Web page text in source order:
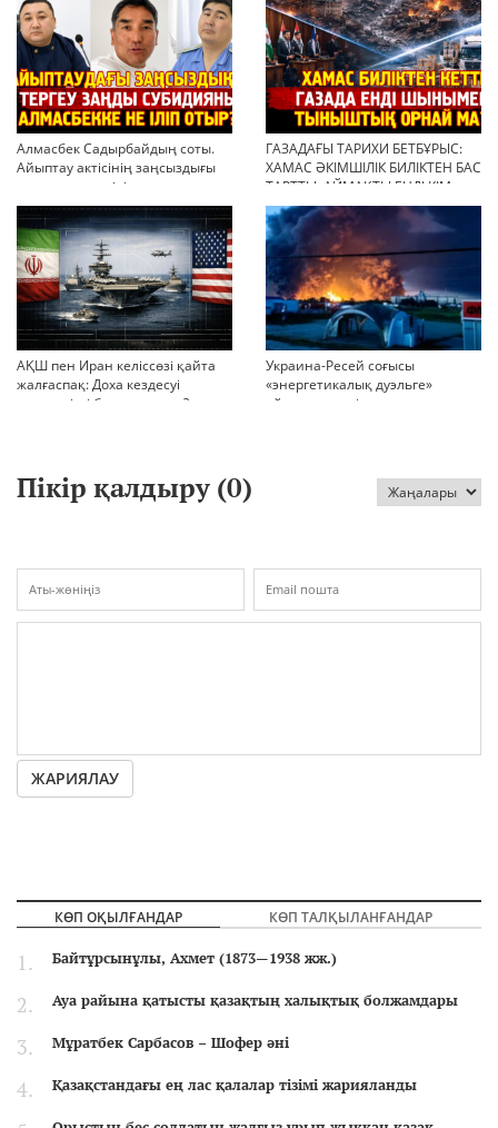
Алмасбек Садырбайдың соты.
Айыптау актісінің заңсыздығы
мен қолдан өсірілген
миллиондар
ГАЗАДАҒЫ ТАРИХИ БЕТБҰРЫС:
ХАМАС ӘКІМШІЛІК БИЛІКТЕН БАС
ТАРТТЫ. АЙМАҚТЫ ЕНДІ КІМ
БАСҚАРАДЫ?
АҚШ пен Иран келіссөзі қайта
жалғаспақ: Доха кездесуі
шиеленісті бәсеңдете ме?
Украина-Ресей соғысы
«энергетикалық дуэльге»
айналып кетті
Пікір қалдыру (0)
ЖАРИЯЛАУ
КӨП ОҚЫЛҒАНДАР КӨП ТАЛҚЫЛАНҒАНДАР
Байтұрсынұлы, Ахмет (1873—1938 жж.)
Ауа райына қатысты қазақтың халықтық болжамдары
Мұратбек Сарбасов – Шофер әні
Қазақстандағы ең лас қалалар тізімі жарияланды